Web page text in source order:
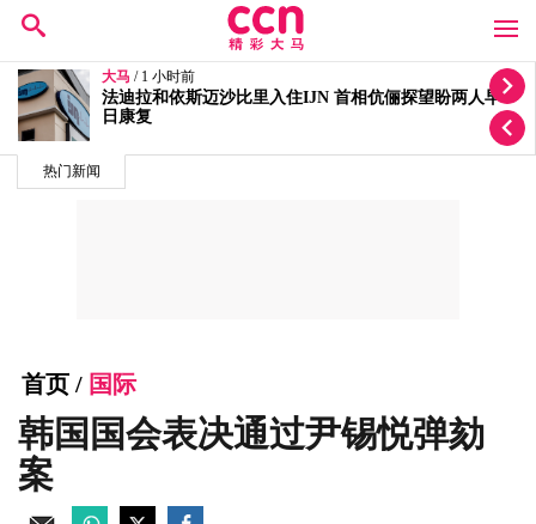
热门新闻
大马 / 3 小时前
退出火箭3年后重返政坛 刘天球宣布加入全民党
首页 / 国际
韩国国会表决通过尹锡悦弹劾
案